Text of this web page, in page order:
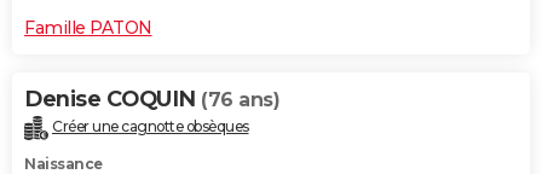
Famille PATON
Denise COQUIN (76 ans)
Créer une cagnotte obsèques
Naissance